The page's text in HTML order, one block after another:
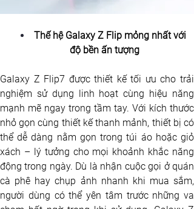
Thế hệ Galaxy Z Flip mỏng nhất với
độ bền ấn tượng
Galaxy Z Flip7 được thiết kế tối ưu cho trải
nghiệm sử dụng linh hoạt cùng hiệu năng
mạnh mẽ ngay trong tầm tay. Với kích thước
nhỏ gọn cùng thiết kế thanh mảnh, thiết bị có
thể dễ dàng nằm gọn trong túi áo hoặc giỏ
xách – lý tưởng cho mọi khoảnh khắc năng
động trong ngày. Dù là nhận cuộc gọi ở quán
cà phê hay chụp ảnh nhanh khi mua sắm,
người dùng có thể yên tâm trước những va